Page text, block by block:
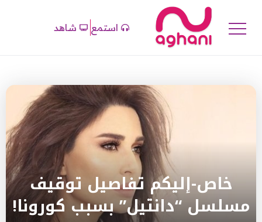
استمع شاهد
خاص-إليكم تفاصيل توقيف
مسلسل “دانتيل” بسبب كورونا!